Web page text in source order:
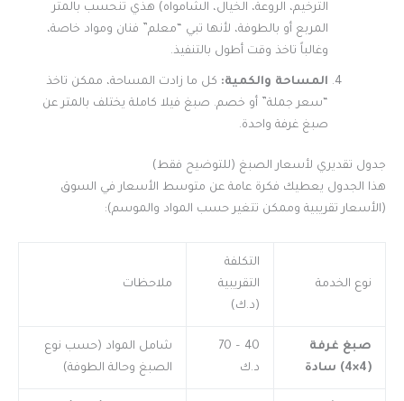
الترخيم، الروعة، الخيال، الشامواه) هذي تنحسب بالمتر
المربع أو بالطوفة، لأنها تبي “معلم” فنان ومواد خاصة،
وغالباً تاخذ وقت أطول بالتنفيذ.
المساحة والكمية: كل ما زادت المساحة، ممكن تاخذ
“سعر جملة” أو خصم. صبغ فيلا كاملة يختلف بالمتر عن
صبغ غرفة واحدة.
جدول تقديري لأسعار الصبغ (للتوضيح فقط)
هذا الجدول يعطيك فكرة عامة عن متوسط الأسعار في السوق
(الأسعار تقريبية وممكن تتغير حسب المواد والموسم):
نوع الخدمة
التكلفة
التقريبية
(د.ك)
ملاحظات
صبغ غرفة
(4×4) سادة
40 – 70
د.ك
شامل المواد (حسب نوع
الصبغ وحالة الطوفة)